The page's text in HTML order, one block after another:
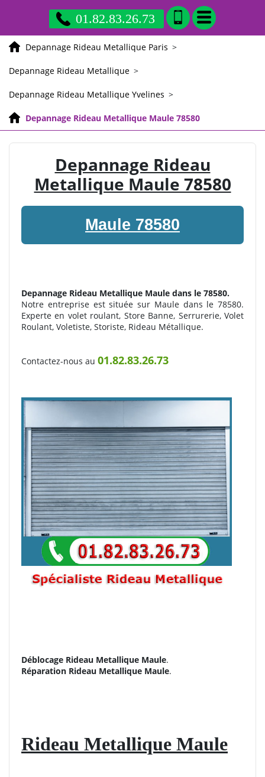
01.82.83.26.73
Depannage Rideau Metallique Paris >
Depannage Rideau Metallique >
Depannage Rideau Metallique Yvelines >
Depannage Rideau Metallique Maule 78580
Depannage Rideau
Metallique Maule 78580
Maule 78580
Depannage Rideau Metallique Maule dans le 78580.
Notre entreprise est située sur Maule dans le 78580.
Experte en volet roulant, Store Banne, Serrurerie, Volet
Roulant, Voletiste, Storiste, Rideau Métallique.
Contactez-nous au 01.82.83.26.73
Déblocage Rideau Metallique Maule.
Réparation Rideau Metallique Maule.
Rideau Metallique Maule